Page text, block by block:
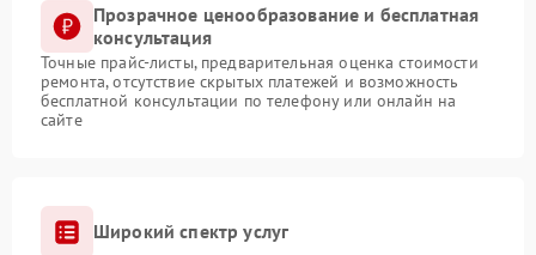
Прозрачное ценообразование и бесплатная
консультация
Точные прайс-листы, предварительная оценка стоимости
ремонта, отсутствие скрытых платежей и возможность
бесплатной консультации по телефону или онлайн на
сайте
Широкий спектр услуг